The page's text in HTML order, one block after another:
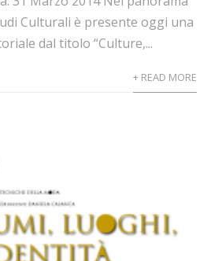
Culturali è presente oggi una
dal titolo “Culture,...
+ READ MORE